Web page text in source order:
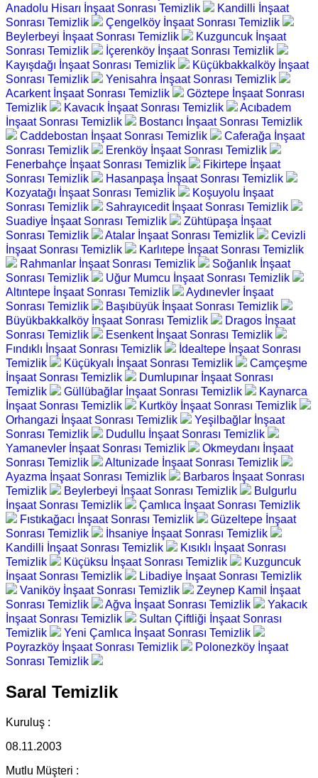
Anadolu Hisarı İnşaat Sonrası Temizlik
Kandilli İnşaat
Sonrası Temizlik
Çengelköy İnşaat Sonrası Temizlik
Beylerbeyi İnşaat Sonrası Temizlik
Kuzguncuk İnşaat
Sonrası Temizlik
İçerenköy İnşaat Sonrası Temizlik
Kayışdağı İnşaat Sonrası Temizlik
Küçükbakkalköy İnşaat
Sonrası Temizlik
Yenisahra İnşaat Sonrası Temizlik
Acarkent İnşaat Sonrası Temizlik
Göztepe İnşaat Sonrası
Temizlik
Kavacık İnşaat Sonrası Temizlik
Acıbadem
İnşaat Sonrası Temizlik
Bostancı İnşaat Sonrası Temizlik
Caddebostan İnşaat Sonrası Temizlik
Caferağa İnşaat
Sonrası Temizlik
Erenköy İnşaat Sonrası Temizlik
Fenerbahçe İnşaat Sonrası Temizlik
Fikirtepe İnşaat
Sonrası Temizlik
Hasanpaşa İnşaat Sonrası Temizlik
Kozyatağı İnşaat Sonrası Temizlik
Koşuyolu İnşaat
Sonrası Temizlik
Sahrayıcedit İnşaat Sonrası Temizlik
Suadiye İnşaat Sonrası Temizlik
Zühtüpaşa İnşaat
Sonrası Temizlik
Atalar İnşaat Sonrası Temizlik
Cevizli
İnşaat Sonrası Temizlik
Karlıtepe İnşaat Sonrası Temizlik
Rahmanlar İnşaat Sonrası Temizlik
Soğanlık İnşaat
Sonrası Temizlik
Uğur Mumcu İnşaat Sonrası Temizlik
Altıntepe İnşaat Sonrası Temizlik
Aydınevler İnşaat
Sonrası Temizlik
Başıbüyük İnşaat Sonrası Temizlik
Büyükbakkalköy İnşaat Sonrası Temizlik
Dragos İnşaat
Sonrası Temizlik
Esenkent İnşaat Sonrası Temizlik
Fındıklı İnşaat Sonrası Temizlik
İdealtepe İnşaat Sonrası
Temizlik
Küçükyalı İnşaat Sonrası Temizlik
Camçeşme
İnşaat Sonrası Temizlik
Dumlupınar İnşaat Sonrası
Temizlik
Güllübağlar İnşaat Sonrası Temizlik
Kaynarca
İnşaat Sonrası Temizlik
Kurtköy İnşaat Sonrası Temizlik
Orhangazi İnşaat Sonrası Temizlik
Yeşilbağlar İnşaat
Sonrası Temizlik
Dudullu İnşaat Sonrası Temizlik
Yamanevler İnşaat Sonrası Temizlik
Okmeydanı İnşaat
Sonrası Temizlik
Altunizade İnşaat Sonrası Temizlik
Ayazma İnşaat Sonrası Temizlik
Barbaros İnşaat Sonrası
Temizlik
Beylerbeyi İnşaat Sonrası Temizlik
Bulgurlu
İnşaat Sonrası Temizlik
Çamlıca İnşaat Sonrası Temizlik
Fıstıkağacı İnşaat Sonrası Temizlik
Güzeltepe İnşaat
Sonrası Temizlik
İhsaniye İnşaat Sonrası Temizlik
Kandilli İnşaat Sonrası Temizlik
Kısıklı İnşaat Sonrası
Temizlik
Küçüksu İnşaat Sonrası Temizlik
Kuzguncuk
İnşaat Sonrası Temizlik
Libadiye İnşaat Sonrası Temizlik
Vaniköy İnşaat Sonrası Temizlik
Zeynep Kamil İnşaat
Sonrası Temizlik
Ağva İnşaat Sonrası Temizlik
Yakacık
İnşaat Sonrası Temizlik
Sultan Çiftliği İnşaat Sonrası
Temizlik
Yeni Çamlıca İnşaat Sonrası Temizlik
Poyrazköy İnşaat Sonrası Temizlik
Polonezköy İnşaat
Sonrası Temizlik
Saral Temizlik
Kuruluş :
08.11.2003
Mutlu Müşteri :